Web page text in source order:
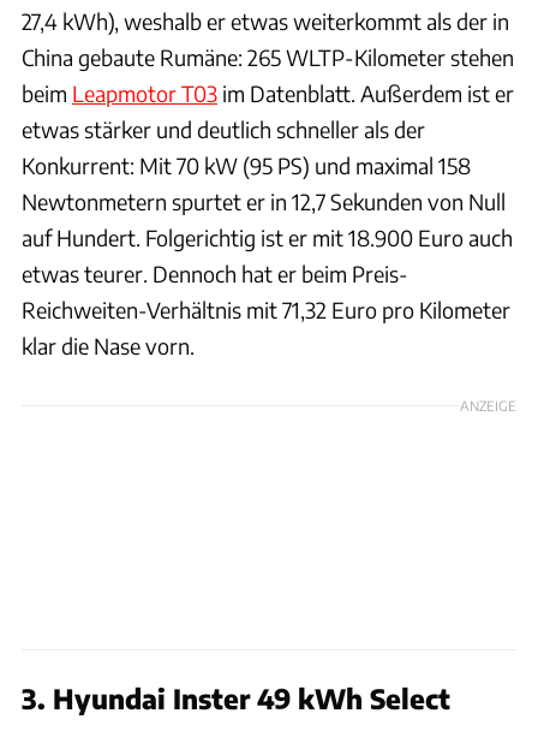
27,4 kWh), weshalb er etwas weiterkommt als der in
China gebaute Rumäne: 265 WLTP-Kilometer stehen
beim Leapmotor T03 im Datenblatt. Außerdem ist er
etwas stärker und deutlich schneller als der
Konkurrent: Mit 70 kW (95 PS) und maximal 158
Newtonmetern spurtet er in 12,7 Sekunden von Null
auf Hundert. Folgerichtig ist er mit 18.900 Euro auch
etwas teurer. Dennoch hat er beim Preis-
Reichweiten-Verhältnis mit 71,32 Euro pro Kilometer
klar die Nase vorn.
ANZEIGE
3. Hyundai Inster 49 kWh Select